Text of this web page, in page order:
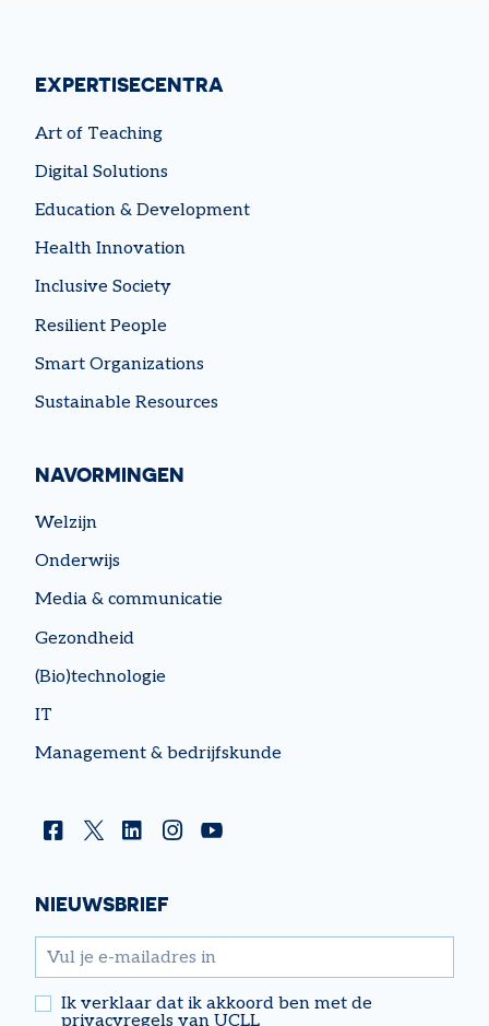
EXPERTISECENTRA
Art of Teaching
Digital Solutions
Education & Development
Health Innovation
Inclusive Society
Resilient People
Smart Organizations
Sustainable Resources
NAVORMINGEN
Welzijn
Onderwijs
Media & communicatie
Gezondheid
(Bio)technologie
IT
Management & bedrijfskunde
NIEUWSBRIEF
email
Ik verklaar dat ik akkoord ben met de
privacyregels van UCLL